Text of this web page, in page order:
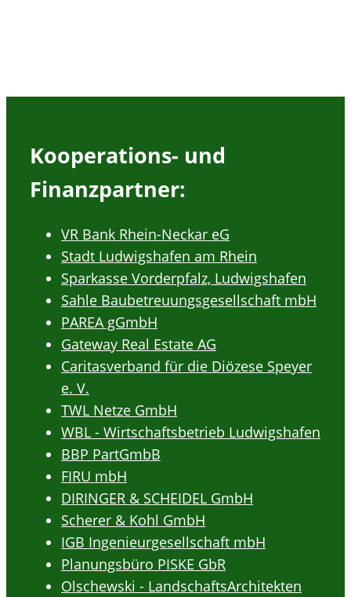
Kooperations- und
Finanzpartner:
VR Bank Rhein-Neckar eG
Stadt Ludwigshafen am Rhein
Sparkasse Vorderpfalz, Ludwigshafen
Sahle Baubetreuungsgesellschaft mbH
PAREA gGmbH
Gateway Real Estate AG
Caritasverband für die Diözese Speyer
e. V.
TWL Netze GmbH
WBL - Wirtschaftsbetrieb Ludwigshafen
BBP PartGmbB
FIRU mbH
DIRINGER & SCHEIDEL GmbH
Scherer & Kohl GmbH
IGB Ingenieurgesellschaft mbH
Planungsbüro PISKE GbR
Olschewski - LandschaftsArchitekten